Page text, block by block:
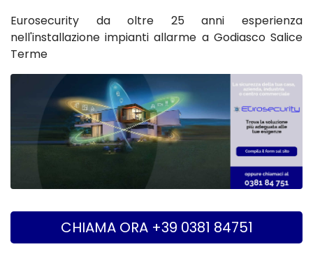
Eurosecurity da oltre 25 anni esperienza
nell'installazione impianti allarme a Godiasco Salice
Terme
CHIAMA ORA +39 0381 84751